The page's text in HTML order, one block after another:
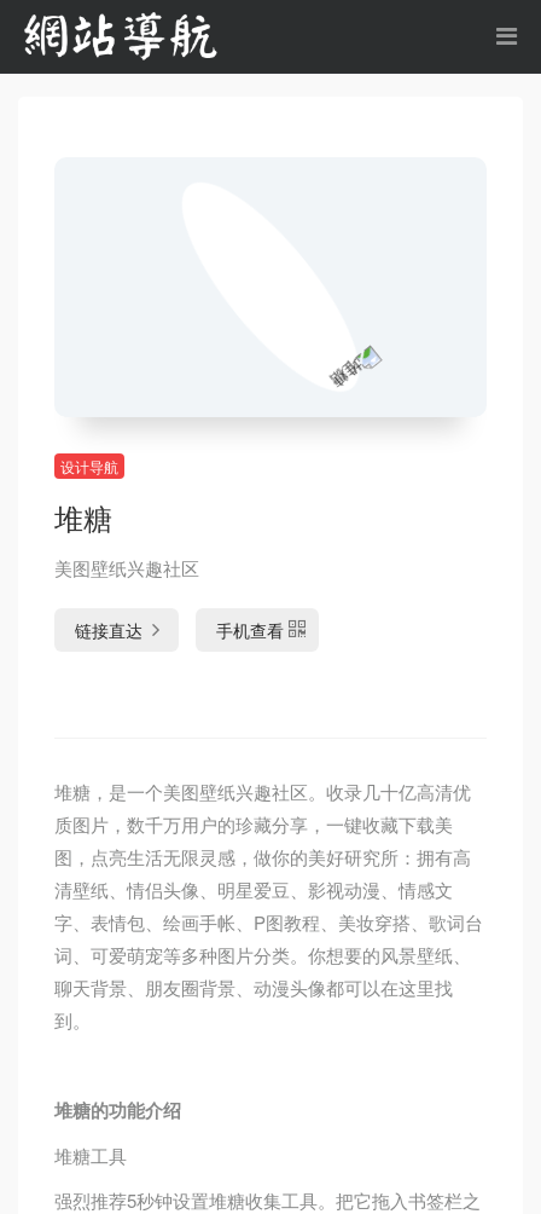
设计导航
堆糖
美图壁纸兴趣社区
链接直达 手机查看
堆糖，是一个美图壁纸兴趣社区。收录几十亿高清优
质图片，数千万用户的珍藏分享，一键收藏下载美
图，点亮生活无限灵感，做你的美好研究所：拥有高
清壁纸、情侣头像、明星爱豆、影视动漫、情感文
字、表情包、绘画手帐、P图教程、美妆穿搭、歌词台
词、可爱萌宠等多种图片分类。你想要的风景壁纸、
聊天背景、朋友圈背景、动漫头像都可以在这里找
到。
堆糖的功能介绍
堆糖工具
强烈推荐5秒钟设置堆糖收集工具。把它拖入书签栏之